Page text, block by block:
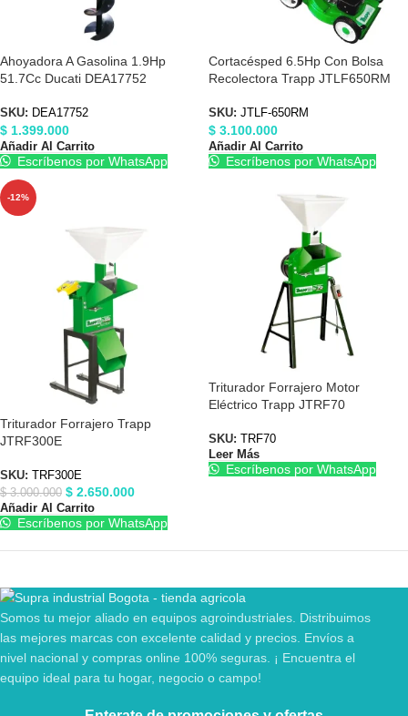
Ahoyadora A Gasolina 1.9Hp
51.7Cc Ducati DEA17752
SKU: DEA17752
$ 1.399.000
Añadir Al Carrito
Escríbenos por WhatsApp
Cortacésped 6.5Hp Con Bolsa
Recolectora Trapp JTLF650RM
SKU: JTLF-650RM
$ 3.100.000
Añadir Al Carrito
Escríbenos por WhatsApp
-12%
Triturador Forrajero Trapp
JTRF300E
SKU: TRF300E
$3.000.000 $ 2.650.000
Añadir Al Carrito
Escríbenos por WhatsApp
Triturador Forrajero Motor
Eléctrico Trapp JTRF70
SKU: TRF70
Leer Más
Escríbenos por WhatsApp
Somos tu mejor aliado en equipos agroindustriales. Distribuimos
las mejores marcas con excelente calidad y precios. Envíos a
nivel nacional y compras online 100% seguras. ¡ Encuentra el
equipo ideal para tu hogar, negocio o campo!